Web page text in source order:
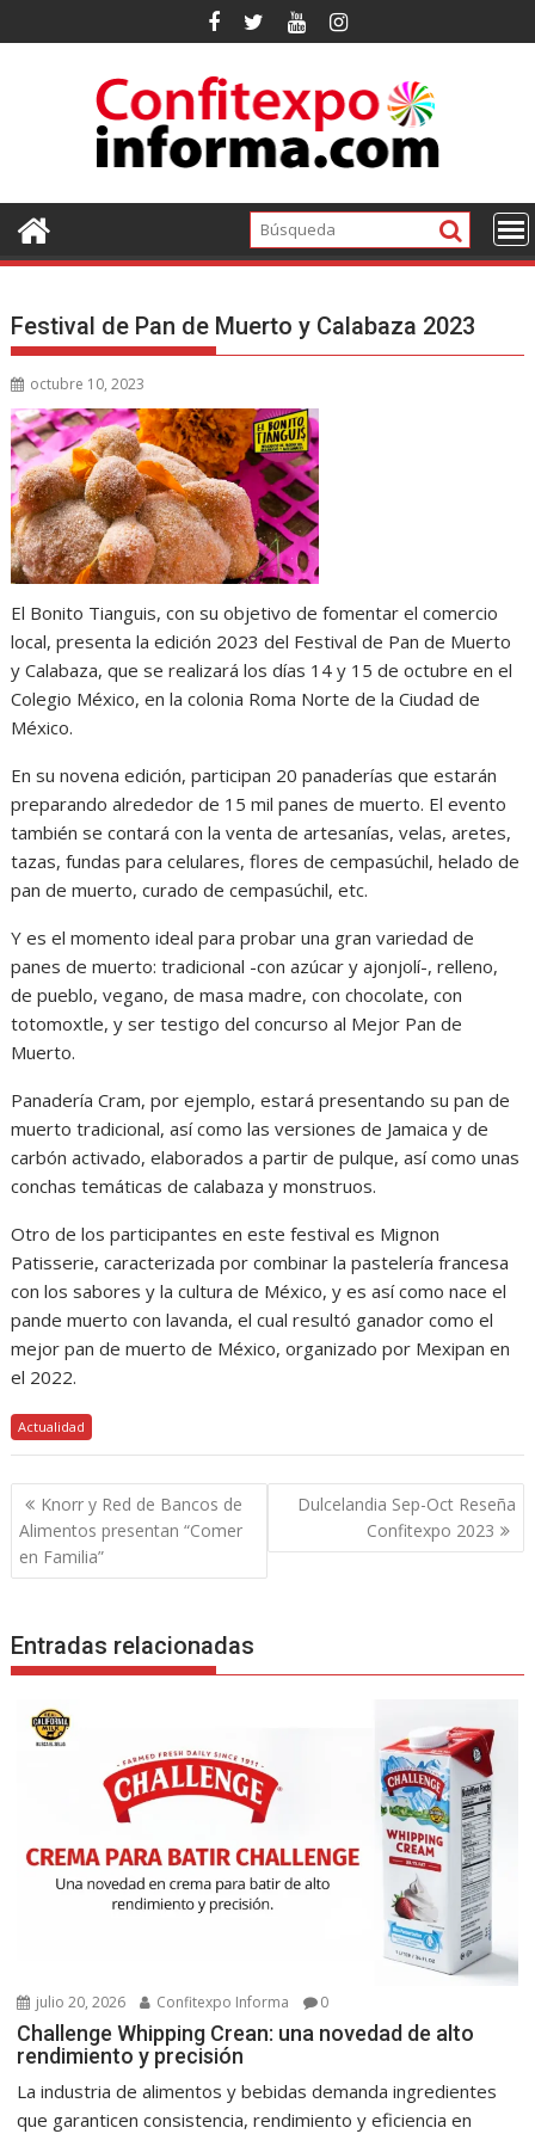
al
Festival de Pan de Muerto y Calabaza 2023
octubre 10, 2023
El Bonito Tianguis, con su objetivo de fomentar el comercio
local, presenta la edición 2023 del Festival de Pan de Muerto
y Calabaza, que se realizará los días 14 y 15 de octubre en el
Colegio México, en la colonia Roma Norte de la Ciudad de
México.
En su novena edición, participan 20 panaderías que estarán
preparando alrededor de 15 mil panes de muerto. El evento
también se contará con la venta de artesanías, velas, aretes,
tazas, fundas para celulares, flores de cempasúchil, helado de
pan de muerto, curado de cempasúchil, etc.
Y es el momento ideal para probar una gran variedad de
panes de muerto: tradicional -con azúcar y ajonjolí-, relleno,
de pueblo, vegano, de masa madre, con chocolate, con
totomoxtle, y ser testigo del concurso al Mejor Pan de
Muerto.
Panadería Cram, por ejemplo, estará presentando su pan de
muerto tradicional, así como las versiones de Jamaica y de
carbón activado, elaborados a partir de pulque, así como unas
conchas temáticas de calabaza y monstruos.
Otro de los participantes en este festival es Mignon
Patisserie, caracterizada por combinar la pastelería francesa
con los sabores y la cultura de México, y es así como nace el
pande muerto con lavanda, el cual resultó ganador como el
mejor pan de muerto de México, organizado por Mexipan en
el 2022.
Actualidad
Navegación
de
entradas
Knorr y Red de Bancos de
Alimentos presentan “Comer
en Familia”
Dulcelandia Sep-Oct Reseña
Confitexpo 2023
Entradas relacionadas
julio 20, 2026 Confitexpo Informa 0
Challenge Whipping Crean: una novedad de alto
rendimiento y precisión
La industria de alimentos y bebidas demanda ingredientes
que garanticen consistencia, rendimiento y eficiencia en